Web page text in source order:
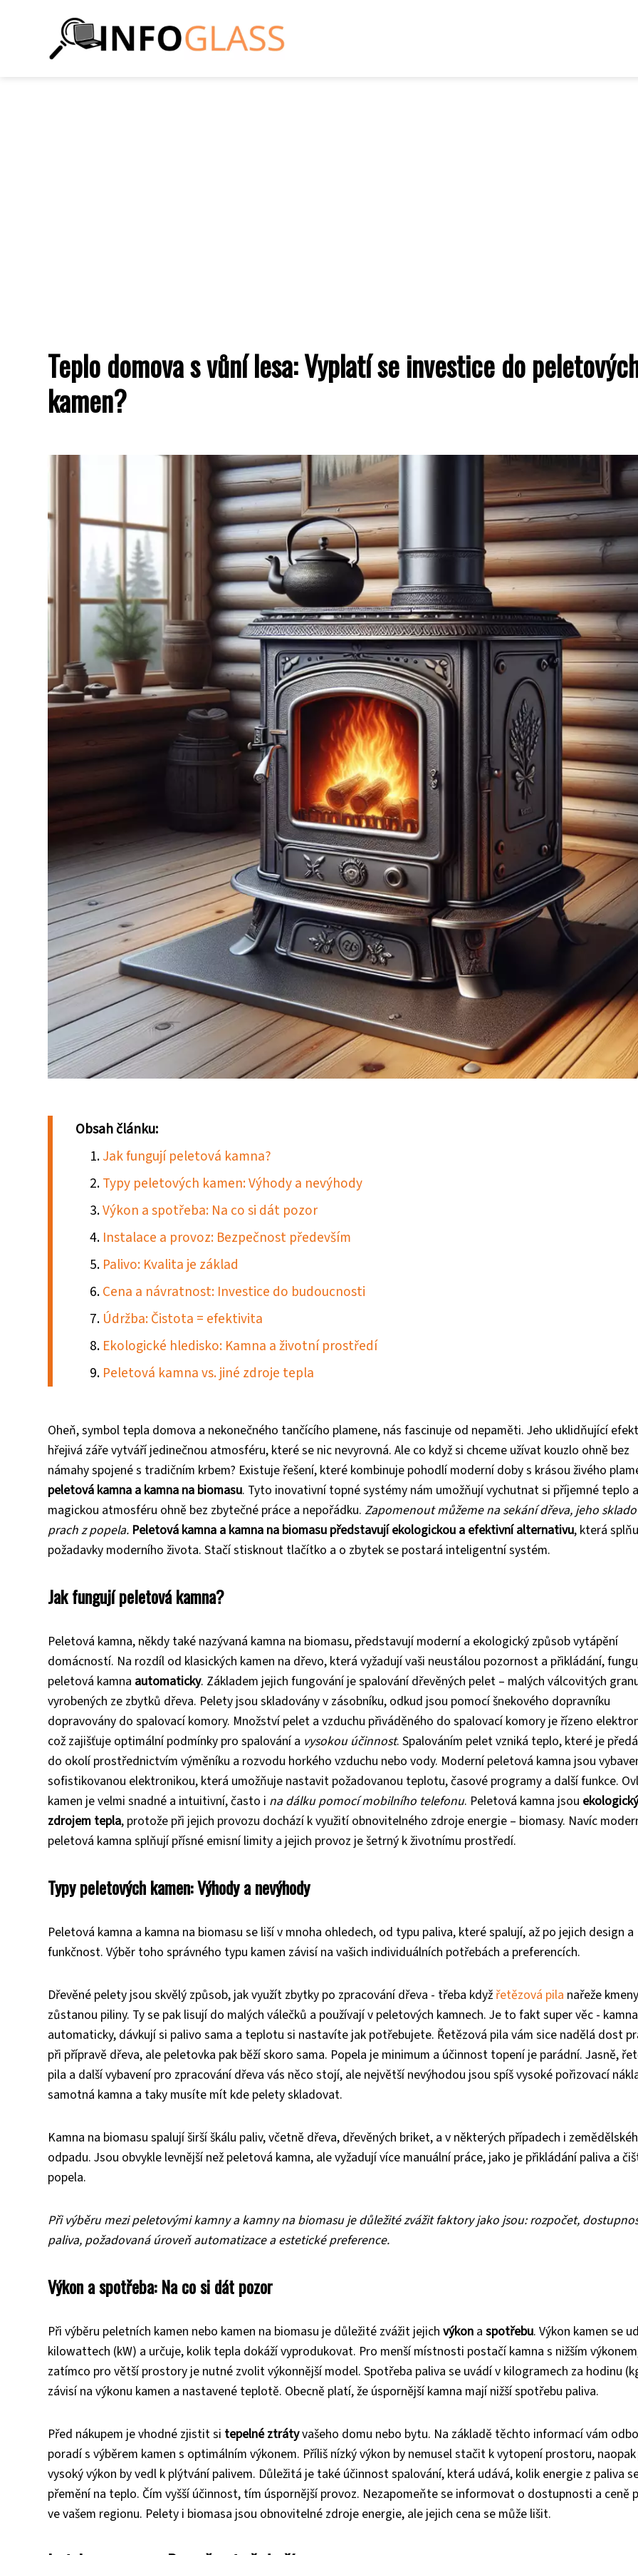
Teplo domova s vůní lesa: Vyplatí se investice do
kamen?
Obsah článku:
Jak fungují peletová kamna?
Typy peletových kamen: Výhody a nevýhody
Výkon a spotřeba: Na co si dát pozor
Instalace a provoz: Bezpečnost především
Palivo: Kvalita je základ
Cena a návratnost: Investice do budoucnosti
Údržba: Čistota = efektivita
Ekologické hledisko: Kamna a životní prostředí
Peletová kamna vs. jiné zdroje tepla
Oheň, symbol tepla domova a nekonečného tančícího plamene, nás fascinuje od nepaměti. Jeho uklidňující
hřejivá záře vytváří jedinečnou atmosféru, které se nic nevyrovná. Ale co když si chceme užívat kouzlo ohně bez
námahy spojené s tradičním krbem? Existuje řešení, které kombinuje pohodlí moderní doby s krásou živého
peletová kamna a kamna na biomasu. Tyto inovativní topné systémy nám umožňují vychutnat si příjemné teplo a
magickou atmosféru ohně bez zbytečné práce a nepořádku. Zapomenout můžeme na sekání dřeva, jeho
prach z popela. Peletová kamna a kamna na biomasu představují ekologickou a efektivní alternativu, která
požadavky moderního života. Stačí stisknout tlačítko a o zbytek se postará inteligentní systém.
Jak fungují peletová kamna?
Peletová kamna, někdy také nazývaná kamna na biomasu, představují moderní a ekologický způsob vytápění
domácností. Na rozdíl od klasických kamen na dřevo, která vyžadují vaši neustálou pozornost a přikládání,
peletová kamna automaticky. Základem jejich fungování je spalování dřevěných pelet – malých válcovitých
vyrobených ze zbytků dřeva. Pelety jsou skladovány v zásobníku, odkud jsou pomocí šnekového dopravníku
dopravovány do spalovací komory. Množství pelet a vzduchu přiváděného do spalovací komory je řízeno
což zajišťuje optimální podmínky pro spalování a vysokou účinnost. Spalováním pelet vzniká teplo, které je
do okolí prostřednictvím výměníku a rozvodu horkého vzduchu nebo vody. Moderní peletová kamna jsou
sofistikovanou elektronikou, která umožňuje nastavit požadovanou teplotu, časové programy a další funkce.
kamen je velmi snadné a intuitivní, často i na dálku pomocí mobilního telefonu. Peletová kamna jsou
zdrojem tepla, protože při jejich provozu dochází k využití obnovitelného zdroje energie – biomasy. Navíc
peletová kamna splňují přísné emisní limity a jejich provoz je šetrný k životnímu prostředí.
Typy peletových kamen: Výhody a nevýhody
Peletová kamna a kamna na biomasu se liší v mnoha ohledech, od typu paliva, které spalují, až po jejich design a
funkčnost. Výběr toho správného typu kamen závisí na vašich individuálních potřebách a preferencích.
Dřevěné pelety jsou skvělý způsob, jak využít zbytky po zpracování dřeva - třeba když řetězová pila nařeže
zůstanou piliny. Ty se pak lisují do malých válečků a používají v peletových kamnech. Je to fakt super věc -
automaticky, dávkují si palivo sama a teplotu si nastavíte jak potřebujete. Řetězová pila vám sice nadělá dost
při přípravě dřeva, ale peletovka pak běží skoro sama. Popela je minimum a účinnost topení je parádní. Jasně,
pila a další vybavení pro zpracování dřeva vás něco stojí, ale největší nevýhodou jsou spíš vysoké pořizovací
samotná kamna a taky musíte mít kde pelety skladovat.
Kamna na biomasu spalují širší škálu paliv, včetně dřeva, dřevěných briket, a v některých případech i
odpadu. Jsou obvykle levnější než peletová kamna, ale vyžadují více manuální práce, jako je přikládání paliva a
popela.
Při výběru mezi peletovými kamny a kamny na biomasu je důležité zvážit faktory jako jsou: rozpočet,
paliva, požadovaná úroveň automatizace a estetické preference.
Výkon a spotřeba: Na co si dát pozor
Při výběru peletních kamen nebo kamen na biomasu je důležité zvážit jejich výkon a spotřebu. Výkon kamen se
kilowattech (kW) a určuje, kolik tepla dokáží vyprodukovat. Pro menší místnosti postačí kamna s nižším
zatímco pro větší prostory je nutné zvolit výkonnější model. Spotřeba paliva se uvádí v kilogramech za hodinu
závisí na výkonu kamen a nastavené teplotě. Obecně platí, že úspornější kamna mají nižší spotřebu paliva.
Před nákupem je vhodné zjistit si tepelné ztrátyvašeho domu nebo bytu. Na základě těchto informací vám
poradí s výběrem kamen s optimálním výkonem. Příliš nízký výkon by nemusel stačit k vytopení prostoru,
vysoký výkon by vedl k plýtvání palivem. Důležitá je také účinnost spalování, která udává, kolik energie z paliva
přemění na teplo. Čím vyšší účinnost, tím úspornější provoz. Nezapomeňte se informovat o dostupnosti a ceně
ve vašem regionu. Pelety i biomasa jsou obnovitelné zdroje energie, ale jejich cena se může lišit.